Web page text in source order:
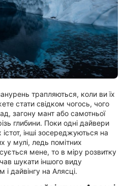
трапляються, коли ви їх
стати свідком чогось, чого
загону мант або самотньої
глибини. Поки одні дайвери
інші зосереджуються на
у мулі, ледь помітних
мене, то в міру розвитку
шукати іншого виду
дайвінгу на Алясці.